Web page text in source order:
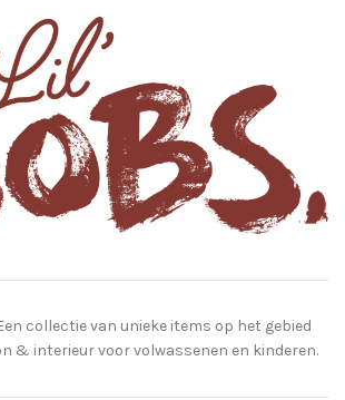
collectie van unieke items op het gebied
& interieur voor volwassenen en kinderen.